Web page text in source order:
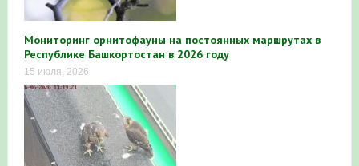
Мониторинг орнитофауны на постоянных маршрутах в
Республике Башкортостан в 2026 году
15 июля, 2026